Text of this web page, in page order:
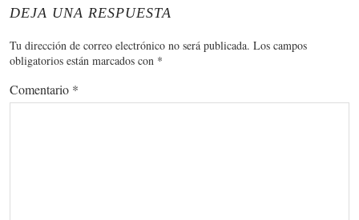
DEJA UNA RESPUESTA
Tu dirección de correo electrónico no será publicada. Los campos
obligatorios están marcados con *
Comentario *